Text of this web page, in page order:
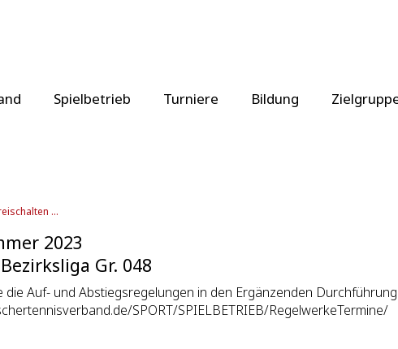
Spielbetrieb Turniere Bildung
...
2023
Gr. 048
die Auf- und Abstiegsregelungen in den Ergänzenden
SPORT/SPIELBETRIEB/RegelwerkeTermine/